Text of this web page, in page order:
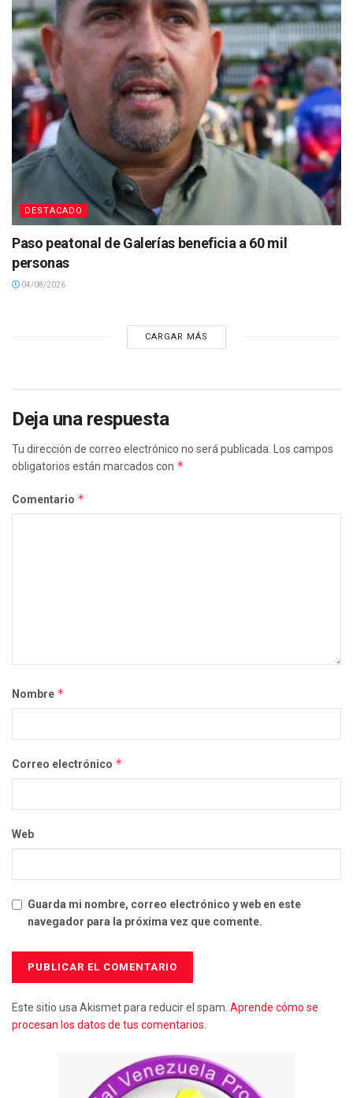
DESTACADO
Paso peatonal de Galerías beneficia a 60 mil
personas
04/08/2026
CARGAR MÁS
Deja una respuesta
Tu dirección de correo electrónico no será publicada.
Los campos
obligatorios están marcados con *
Comentario *
Nombre *
Correo electrónico *
Web
Guarda mi nombre, correo electrónico y web en este
navegador para la próxima vez que comente.
Este sitio usa Akismet para reducir el spam. Aprende cómo se
procesan los datos de tus comentarios.